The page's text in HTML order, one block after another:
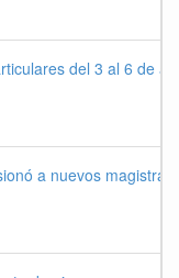
del 3 al 6 de
a nuevos